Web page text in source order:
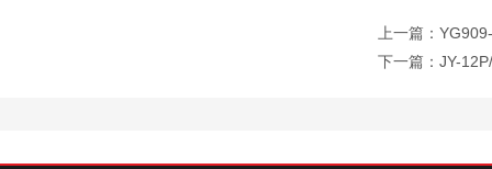
上一篇：
下一篇： JY-